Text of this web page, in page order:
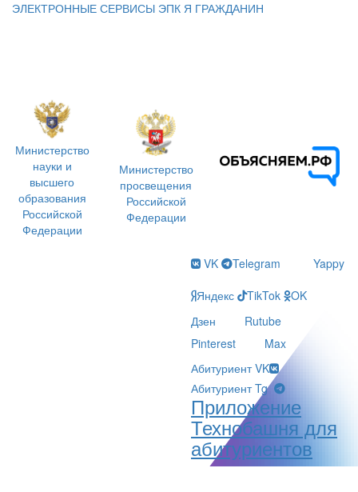
ЭЛЕКТРОННЫЕ СЕРВИСЫ ЭПК Я ГРАЖДАНИН
Министерство
науки и
высшего
образования
Российской
Федерации
Министерство
просвещения
Российской
Федерации
VK Telegram
Yappy
Яндекс
TikTok
OK
Дзен
Rutube
Pinterest
Max
Абитуриент VK
Абитуриент Tg
Приложение
Технобашня для
абитуриентов